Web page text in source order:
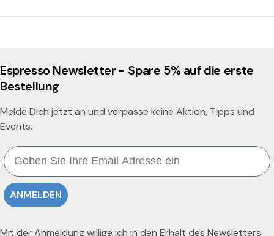
Espresso Newsletter - Spare 5% auf die erste
Bestellung
Melde Dich jetzt an und verpasse keine Aktion, Tipps und
Events.
Email
ANMELDEN
Mit der Anmeldung willige ich in den Erhalt des Newsletters